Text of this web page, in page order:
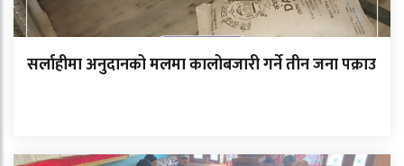
सर्लाहीमा अनुदानको मलमा कालोबजारी गर्ने तीन जना पक्राउ